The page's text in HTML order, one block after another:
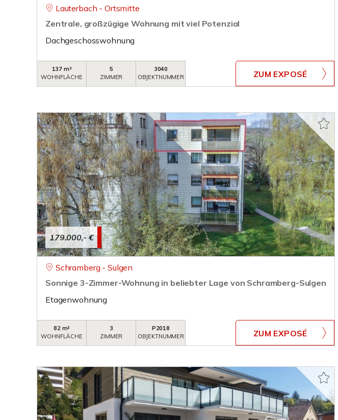
Lauterbach - Ortsmitte
Zentrale, großzügige Wohnung mit viel Potenzial
Dachgeschosswohnung
137 m²
WOHNFLÄCHE
5
ZIMMER
3040
OBJEKTNUMMER
ZUM EXPOSÉ
179.000,- €
Schramberg - Sulgen
Sonnige 3-Zimmer-Wohnung in beliebter Lage von Schramberg-Sulgen
Etagenwohnung
82 m²
WOHNFLÄCHE
3
ZIMMER
P2018
OBJEKTNUMMER
ZUM EXPOSÉ